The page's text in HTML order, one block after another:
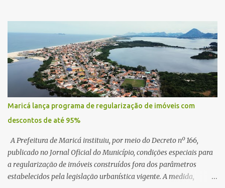
atenção pela ousadia do projeto, que colocaria Maricá em um
novo patamar de visibilidade tecnológica e estratégica. Segundo
Quaquá, a conversa será o início de um debate maior sobre a
viabilidade dessa estrutura na cidade. Durante o vídeo, o prefeito
também respondeu às críticas que vem recebendo. Segundo ele,
muitas pessoas estão dizendo que promete muito, mas não estaria
entregando resultados imediatos. Quaquá pediu paciência e
garantiu que os frutos começarão a aparecer em breve. “O pessoal
fala que eu prometo muito, mas não faço nada. Eu digo: calma.
Vocês Esperam, daqui a um ano o que será feito em Mari...
Maricá lança programa de regularização de imóveis com
descontos de até 95%
A Prefeitura de Maricá instituiu, por meio do Decreto nº 166,
publicado no Jornal Oficial do Município, condições especiais para
a regularização de imóveis construídos fora dos parâmetros
estabelecidos pela legislação urbanística vigente. A medida,